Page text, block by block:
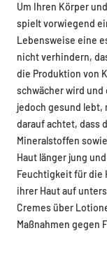
Um Ihren Körper
spielt vorwiegend
Lebensweise eine
nicht verhindern,
die Produktion von
schwächer wird
jedoch gesund lebt,
darauf achtet, dass
Mineralstoffen
Haut länger jung
Feuchtigkeit für die
ihrer Haut auf
Cremes über
Maßnahmen gegen